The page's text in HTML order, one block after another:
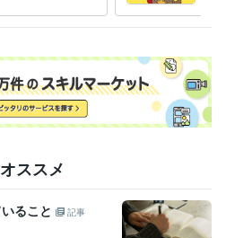
ール
「トンビの子中学受検する」の勉強
ビ文作室」
自宅学習 塾 偏差値 合格
勉強
ススメ
ること
記事